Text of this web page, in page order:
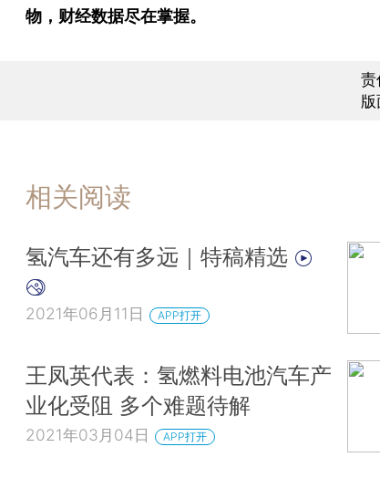
物，财经数据尽在掌握。
责
相关阅读
氢汽车还有多远｜特稿精选
2021年06月11日 APP打开
王凤英代表：氢燃料电池汽车产
业化受阻 多个难题待解
2021年03月04日 APP打开